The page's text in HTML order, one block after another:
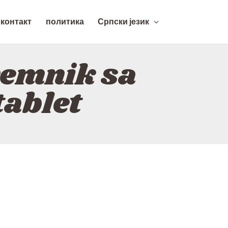
контакт политика Српски језик
sa